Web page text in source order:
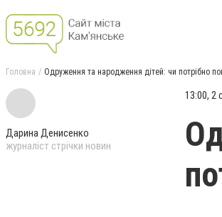
Головна Одруження та народження дітей: чи потрібно
Дарина Денисенко
журналіст стрічки новин
13:00, 2